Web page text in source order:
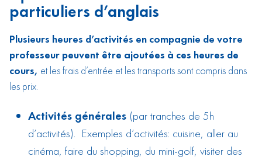
particuliers d’anglais
Plusieurs heures d’activités en compagnie de votre
professeur peuvent être ajoutées à ces heures de
cours, et les frais d’entrée et les transports sont compris dans
les prix.
Activités générales (par tranches de 5h
d’activités). Exemples d’activités: cuisine, aller au
cinéma, faire du shopping, du mini-golf, visiter des